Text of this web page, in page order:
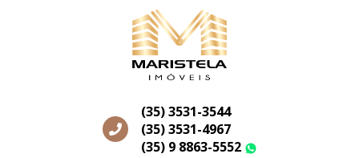
(35) 3531-3544
(35) 3531-4967
(35) 9 8863-5552